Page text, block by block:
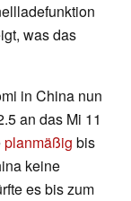
was das
in China nun
an das Mi 11
planmäßig bis
keine
es bis zum